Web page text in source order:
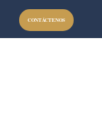
CONTÁCTENOS